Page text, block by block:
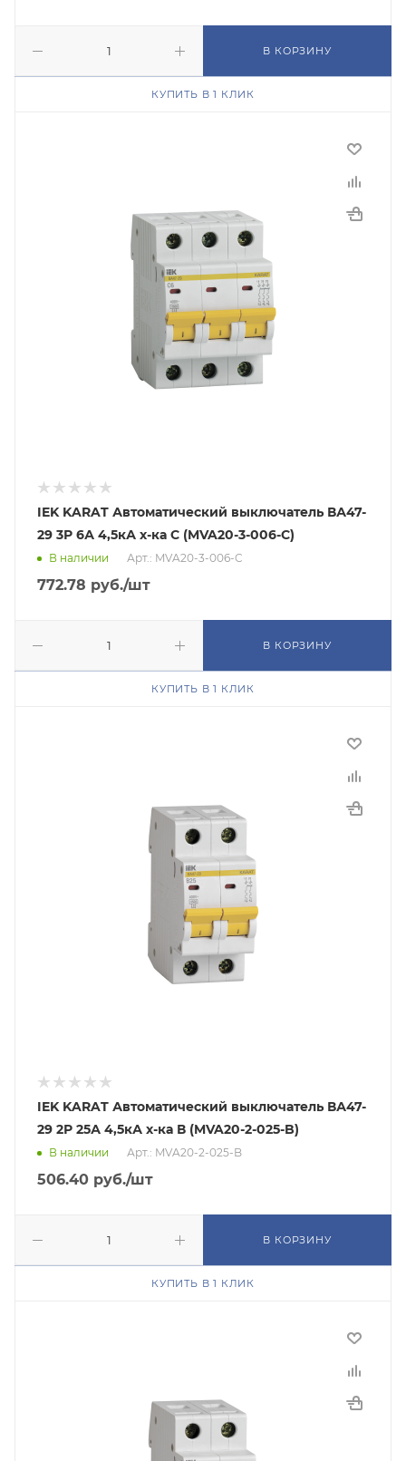
В КОРЗИНУ
КУПИТЬ В 1 КЛИК
IEK KARAT Автоматический выключатель ВА47-
29 3Р 6А 4,5кА х-ка С (MVA20-3-006-C)
В наличии Арт.: MVA20-3-006-C
772.78 руб./шт
В КОРЗИНУ
КУПИТЬ В 1 КЛИК
IEK KARAT Автоматический выключатель ВА47-
29 2Р 25А 4,5кА х-ка В (MVA20-2-025-B)
В наличии Арт.: MVA20-2-025-B
506.40 руб./шт
В КОРЗИНУ
КУПИТЬ В 1 КЛИК